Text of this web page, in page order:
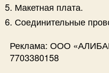
Макетная плата.
Соединительные
Реклама: ООО
7703380158